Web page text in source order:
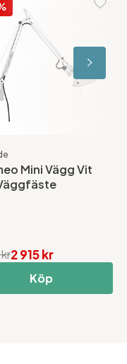
Mini Vägg Vit
2 915 kr
Köp